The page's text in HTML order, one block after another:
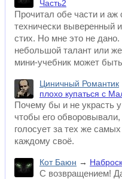
Часть2
Прочитал обе части и аж
технически выверенный
стих. Но мне это не дано.
небольшой талант или
мини-учебник может
Циничный Романтик
плохо купаться с
Почему бы и не украсть
чтобы его
голосует за тех же
каждому своё.
Кот Баюн →
С возвращением!